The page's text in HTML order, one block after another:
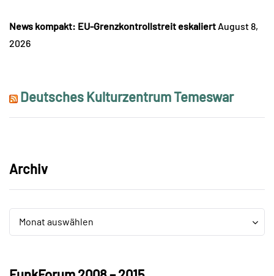
News kompakt: EU-Grenzkontrollstreit eskaliert August 8,
2026
Deutsches Kulturzentrum Temeswar
Archiv
Archiv
Monat auswählen
Archiv